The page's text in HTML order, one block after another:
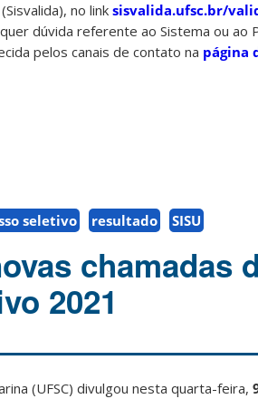
no linksisvalida.ufsc.br/
dúvida referente ao Sistema ou ao
pelos canais de contato na página
seletivo resultado SISU
chamadas
2021
(UFSC) divulgou nesta quarta-feira,